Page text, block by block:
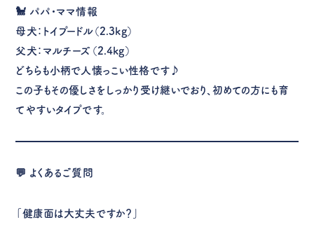
🐩 パパ・ママ情報
母犬：トイプードル（2.3kg）
父犬：マルチーズ（2.4kg）
どちらも小柄で人懐っこい性格です♪
この子もその優しさをしっかり受け継いでおり、初めての方にも育
てやすいタイプです。
💬 よくあるご質問
「健康面は大丈夫ですか？」